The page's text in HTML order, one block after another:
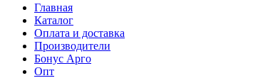
Главная
Каталог
Оплата и доставка
Производители
Бонус Арго
Опт